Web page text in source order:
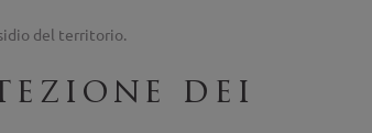
del territorio.
dei